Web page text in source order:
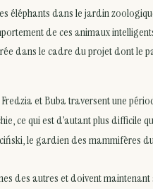
éléphants dans le jardin
de ces animaux
dans le cadre du projet dont le
et Buba traversent une
ce qui est d’autant plus difficile
le gardien des mammifères
des autres et doivent maintenant